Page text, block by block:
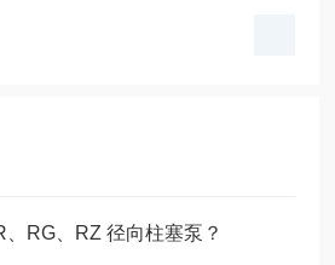
RG、RZ 径向柱塞泵？